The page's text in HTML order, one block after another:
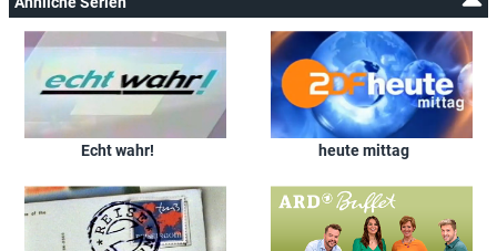
Echt wahr! heute mittag